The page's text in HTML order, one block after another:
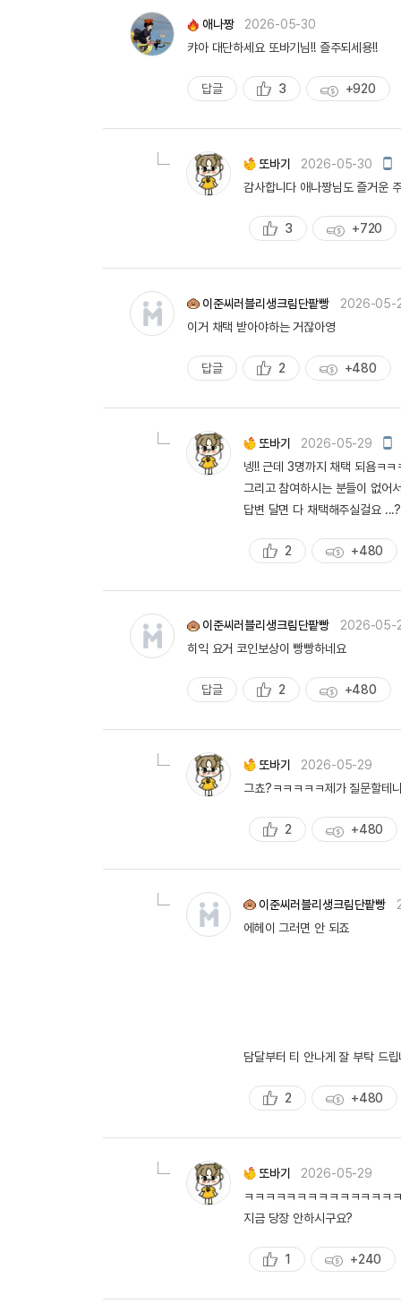
애나짱
2026-05-30
캬아 대단하세요 또바기님!! 즐주되세용!!
답글
추
천
3
획
득
+920
또바기 2026-05-30
모
일
성
감사합니다 애나짱님도 즐거운
추
천
3
획
득
+720
이준씨러블리생크림단팥빵
2026-05-
이거 채택 받아야하는 거잖아영
답글
추
천
2
획
득
+480
또바기 2026-05-29
모
일
작
넹!! 근데 3명까지 채택 되욤ㅋㅋ
그리고 참여하시는 분들이 없어
답변 달면 다 채택해주실걸요 ...?
추
2
획
+480
이준씨러블리생크림단팥빵
2026-05-
히익 요거 코인보상이 빵빵하네요
답글
추
천
2
획
득
+480
또바기
2026-05-29
그쵸?ㅋㅋㅋㅋㅋ제가 질문할테
추
천
2
획
득
+480
이준씨러블리생크림단팥빵
에헤이 그러면 안 되죠
담달부터 티 안나게 잘 부탁 드
추
천
2
획
득
+480
또바기
2026-05-29
ㅋㅋㅋㅋㅋㅋㅋㅋㅋㅋㅋㅋㅋㅋ
지금 당장 안하시구요?
추
천
1
획
득
+240